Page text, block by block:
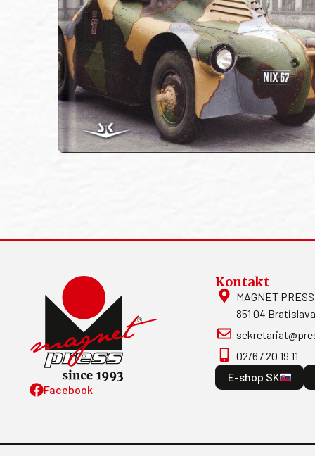
Facebook
Kontakt
MAGNET
851 04
02/67 20 19 11
E-shop SK